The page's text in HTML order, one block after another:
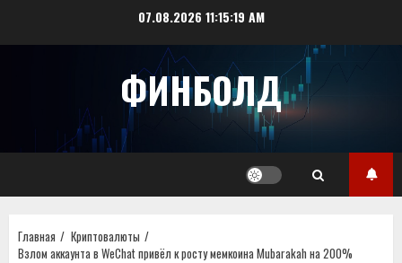
07.08.2026 11:15:19 AM
ФИНБОЛД
Главная
Криптовалюты
Взлом аккаунта в WeChat привёл к росту мемкоина Mubarakah на 200%